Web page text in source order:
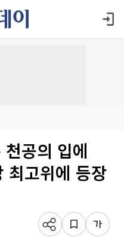
천공의 입에
고위에 등장